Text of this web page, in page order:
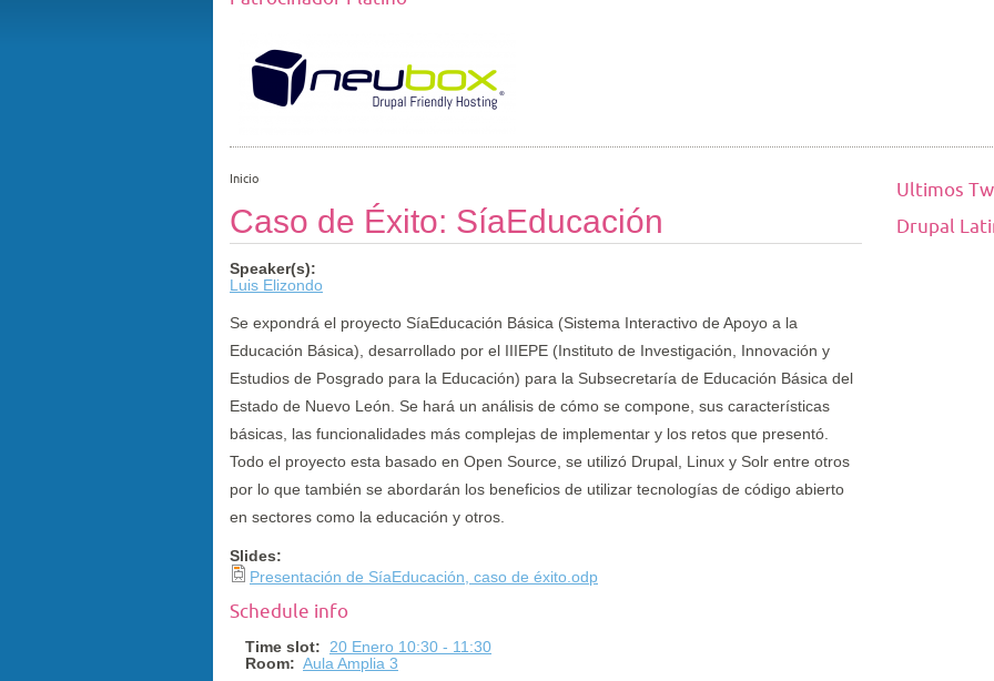
Inicio
Caso de Éxito: SíaEducación
Speaker(s):
Luis Elizondo
Se expondrá el proyecto SíaEducación Básica (Sistema Interactivo de Apoyo a la
Educación Básica), desarrollado por el IIIEPE (Instituto de Investigación, Innovación y
Estudios de Posgrado para la Educación) para la Subsecretaría de Educación Básica del
Estado de Nuevo León. Se hará un análisis de cómo se compone, sus características
básicas, las funcionalidades más complejas de implementar y los retos que presentó.
Todo el proyecto esta basado en Open Source, se utilizó Drupal, Linux y Solr entre otros
por lo que también se abordarán los beneficios de utilizar tecnologías de código abierto
en sectores como la educación y otros.
Slides:
Presentación de SíaEducación, caso de éxito.odp
Schedule info
Time slot:
20 Enero 10:30 - 11:30
Room: Aula Amplia 3
Ultimos
Drupal